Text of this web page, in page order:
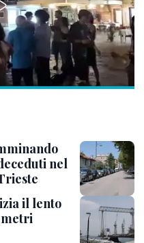
nel
il lento
metri